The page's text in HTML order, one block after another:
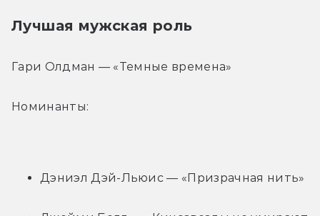
Лучшая мужская роль
Гари Олдман — «Темные времена»
Номинанты:
Дэниэл Дэй-Льюис — «Призрачная нить»